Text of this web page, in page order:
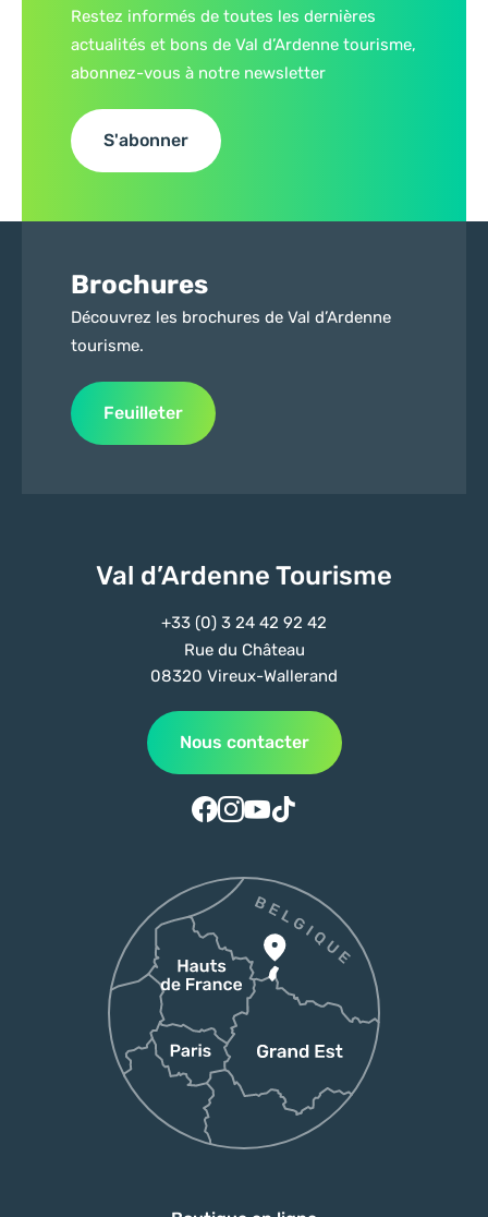
Restez informés de toutes les dernières
actualités et bons de Val d’Ardenne tourisme,
abonnez-vous à notre newsletter
S'abonner
Brochures
Découvrez les brochures de Val d’Ardenne
tourisme.
Feuilleter
Val d’Ardenne Tourisme
+33 (0) 3 24 42 92 42
Rue du Château
08320 Vireux-Wallerand
Nous contacter
Suivez-nous sur Facebook
Suivez-nous sur Instagram
Suivez-nous sur Youtube
Suivez-nous sur Tiktok